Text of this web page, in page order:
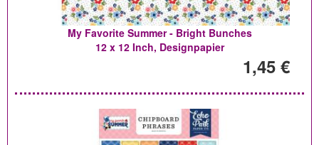
My Favorite Summer - Bright Bunches
12 x 12 Inch, Designpapier
1,45 €